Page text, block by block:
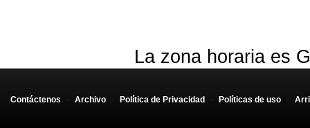
La zona horaria es
Contáctenos - Archivo - Política de Privacidad - Políticas de uso -